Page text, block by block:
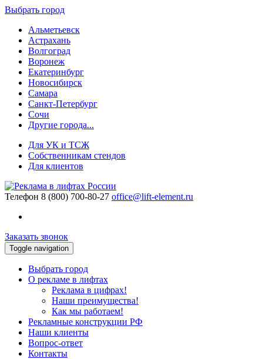
Выбрать город
Альметьевск
Астрахань
Волгоград
Воронеж
Екатеринбург
Новосибирск
Самара
Санкт-Петербург
Сочи
Другие города...
Для УК и ТСЖ
Собственникам стендов
Для клиентов
Телефон 8 (800) 700-80-27 office@lift-element.ru
Заказать звонок
Toggle navigation
Выбрать город
О рекламе в лифтах
Реклама в цифрах!
Наши преимущества!
Как мы работаем!
Рекламные конструкции РФ
Наши клиенты
Вопрос-ответ
Контакты